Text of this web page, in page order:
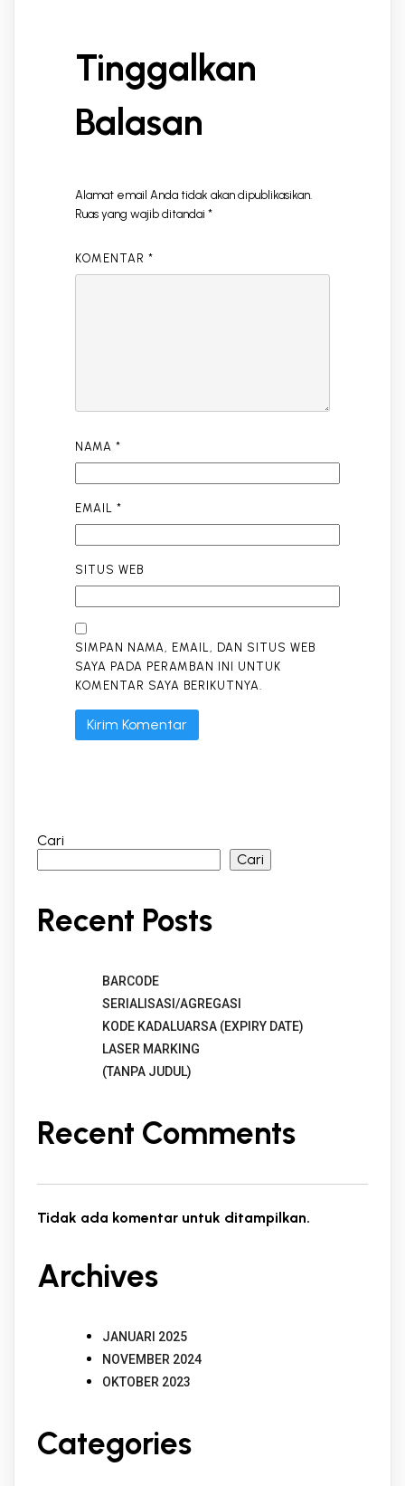
Tinggalkan
Balasan
Alamat email Anda tidak akan dipublikasikan.
Ruas yang wajib ditandai *
KOMENTAR *
NAMA *
EMAIL *
SITUS WEB
SIMPAN NAMA, EMAIL, DAN SITUS WEB
SAYA PADA PERAMBAN INI UNTUK
KOMENTAR SAYA BERIKUTNYA.
Cari
Cari
Recent Posts
BARCODE
SERIALISASI/AGREGASI
KODE KADALUARSA (EXPIRY DATE)
LASER MARKING
(TANPA JUDUL)
Recent Comments
Tidak ada komentar untuk ditampilkan.
Archives
JANUARI 2025
NOVEMBER 2024
OKTOBER 2023
Categories